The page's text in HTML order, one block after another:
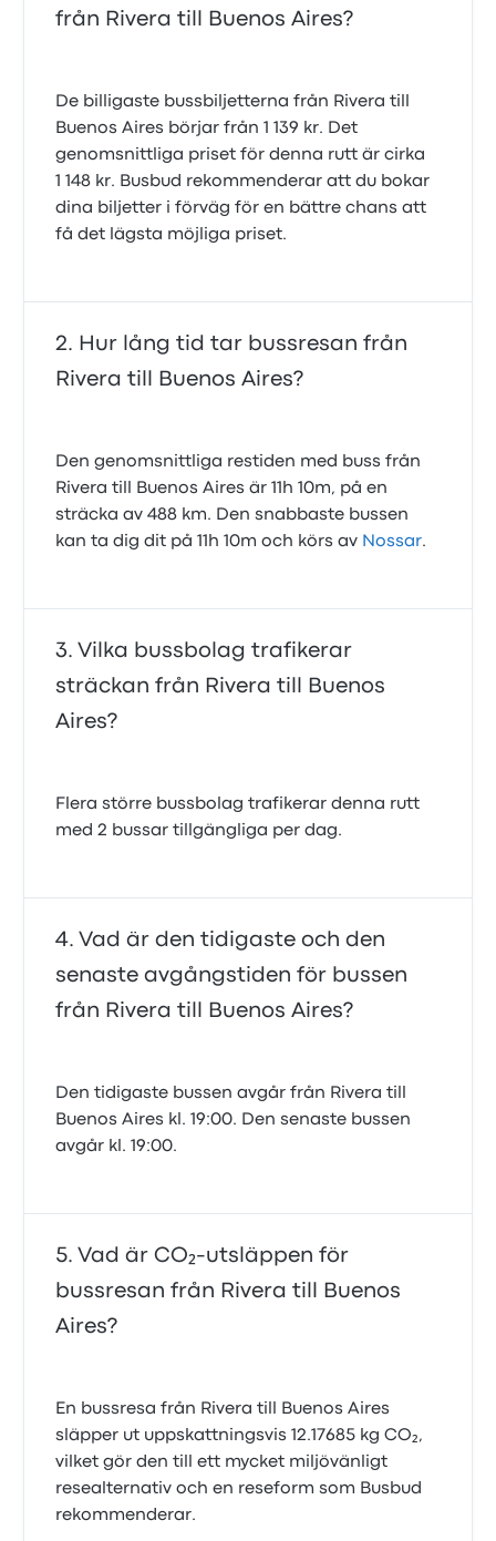
från Rivera till Buenos Aires?
De billigaste bussbiljetterna från Rivera till
Buenos Aires börjar från 1 139 kr. Det
genomsnittliga priset för denna rutt är cirka
1 148 kr. Busbud rekommenderar att du bokar
dina biljetter i förväg för en bättre chans att
få det lägsta möjliga priset.
Hur lång tid tar bussresan från
Rivera till Buenos Aires?
Den genomsnittliga restiden med buss från
Rivera till Buenos Aires är 11h 10m, på en
sträcka av 488 km. Den snabbaste bussen
kan ta dig dit på 11h 10m och körs av Nossar.
Vilka bussbolag trafikerar
sträckan från Rivera till Buenos
Aires?
Flera större bussbolag trafikerar denna rutt
med 2 bussar tillgängliga per dag.
Vad är den tidigaste och den
senaste avgångstiden för bussen
från Rivera till Buenos Aires?
Den tidigaste bussen avgår från Rivera till
Buenos Aires kl. 19:00. Den senaste bussen
avgår kl. 19:00.
Vad är CO₂-utsläppen för
bussresan från Rivera till Buenos
Aires?
En bussresa från Rivera till Buenos Aires
släpper ut uppskattningsvis 12.17685 kg CO₂,
vilket gör den till ett mycket miljövänligt
resealternativ och en reseform som Busbud
rekommenderar.